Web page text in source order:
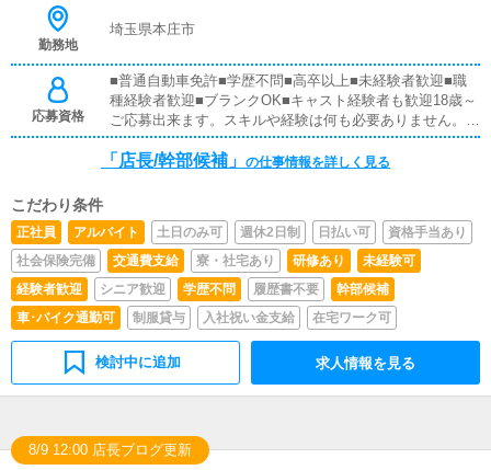
などをお願いします。簡単なマニュアルや、先輩スタッフ
で、未経験の方でも安心して働けます。■企画の立案店舗
イベントや店舗運営など様々な企画を提案していただきま
す。【新規のお客様の増加】【お客様のリピート率の向
上】【キャストさんの入店数の増加】など、売上UPに繋
理お店で働いていただいているキャストさんが稼げるよう
ブンネットなど、ポータルサイト等の店舗情報更新作業を
行っていただきます。キャストさんの出勤情報やイベン
ト、求人ブログの作成となります。基本的にはボタンを押
すだけや、ブログの更新時に簡単に文字が入力出来れば問
題ありません。PCが苦手な人でも簡単にできます。■清
掃・備品管理お客様やキャストさんに快適にお過ごしいた
だくため、店内の清掃や備品の管理・補充を行っていただ
きます。お客様対応、キャストさん出勤管理、店舗マネジ
メント業務全般に幅広く携わっていただきます。実力次第
で新たなブランドや新規事業の発案、運営、など店舗運営
す。具体的には集客およびキャストさんの求人企画立案、
各種媒体の契約変更や取材対応、予算および売上の管理、
勤務地
埼玉県本庄市
応募資格
■普通自動車免許■学歴不問■高卒以上■未経験者歓迎■職
種経験者歓迎■ブランクOK■キャスト経験者も歓迎18歳～
ご応募出来ます。スキルや経験は何も必要ありません。す
べてのお仕事にマニュアルと先輩スタッフのレクチャーを
受けながら、自分のペースでステップアップしていただけ
「店長/幹部候補」 の仕事情報を詳しく見る
こだわり条件
正社員 アルバイト 土日のみ可 週休2日制 日払い可
資格手当あり
社会保険完備
交通費支給 寮・社宅あり 研修あり
未経験可
経験者歓迎
シニア歓迎 学歴不問 履歴書不要
幹部候補
車･バイク通勤可
制服貸与 入社祝い金支給 在宅ワーク可
検討中に追加 求人情報を見る
8/9 12:00 店長ブログ更新